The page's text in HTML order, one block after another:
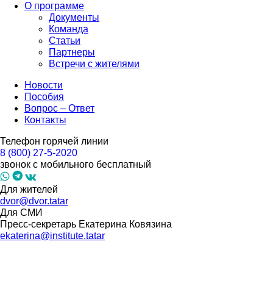
О программе
Документы
Команда
Статьи
Партнеры
Встречи с жителями
Новости
Пособия
Вопрос – Ответ
Контакты
Телефон горячей линии
8 (800) 27-5-2020
звонок с мобильного бесплатный
Для жителей
dvor@dvor.tatar
Для СМИ
Пресс-секретарь Екатерина Ковязина
ekaterina@institute.tatar